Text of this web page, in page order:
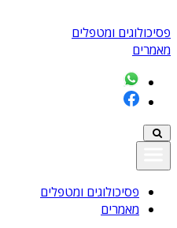
פסיכולוגים ומטפלים
מאמרים
פסיכולוגים ומטפלים
מאמרים